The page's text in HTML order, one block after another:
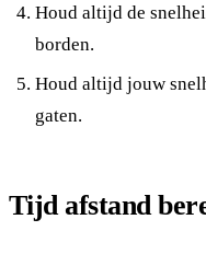
Houd altijd de
borden.
Houd altijd jouw
gaten.
Tijd afstand